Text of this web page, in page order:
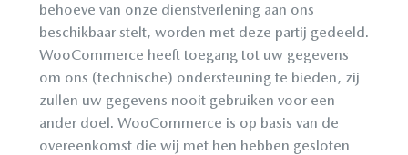
behoeve van onze dienstverlening aan ons
beschikbaar stelt, worden met deze partij gedeeld.
WooCommerce heeft toegang tot uw gegevens
om ons (technische) ondersteuning te bieden, zij
zullen uw gegevens nooit gebruiken voor een
ander doel. WooCommerce is op basis van de
overeenkomst die wij met hen hebben gesloten